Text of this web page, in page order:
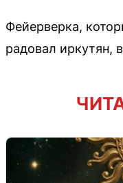
Фейерверка,
радовал иркутян,